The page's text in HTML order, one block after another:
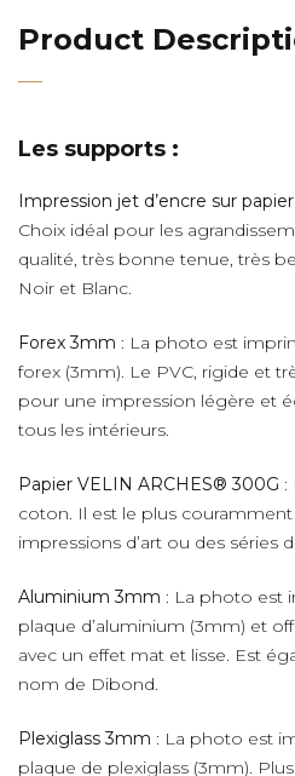
Product
Les supports :
Impression jet d’encre sur
Choix idéal pour les
qualité, très bonne tenue, très
Noir et Blanc.
Forex 3mm : La photo est
forex (3mm). Le PVC, rigide et
pour une impression légère et
tous les intérieurs.
Papier VELIN ARCHES® 300G :
coton. Il est le plus
impressions d’art ou des séries
Aluminium 3mm : La photo est
plaque d’aluminium (3mm) et
avec un effet mat et lisse. Est
nom de Dibond.
Plexiglass 3mm : La photo est
plaque de plexiglass (3mm).